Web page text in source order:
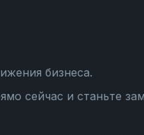
бизнеса.
сейчас и станьте